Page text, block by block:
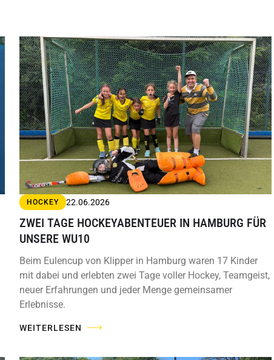
HOCKEY 22.06.2026
ZWEI TAGE HOCKEYABENTEUER IN HAMBURG FÜR
UNSERE WU10
Beim Eulencup von Klipper in Hamburg waren 17 Kinder
mit dabei und erlebten zwei Tage voller Hockey, Teamgeist,
neuer Erfahrungen und jeder Menge gemeinsamer
Erlebnisse.
WEITERLESEN